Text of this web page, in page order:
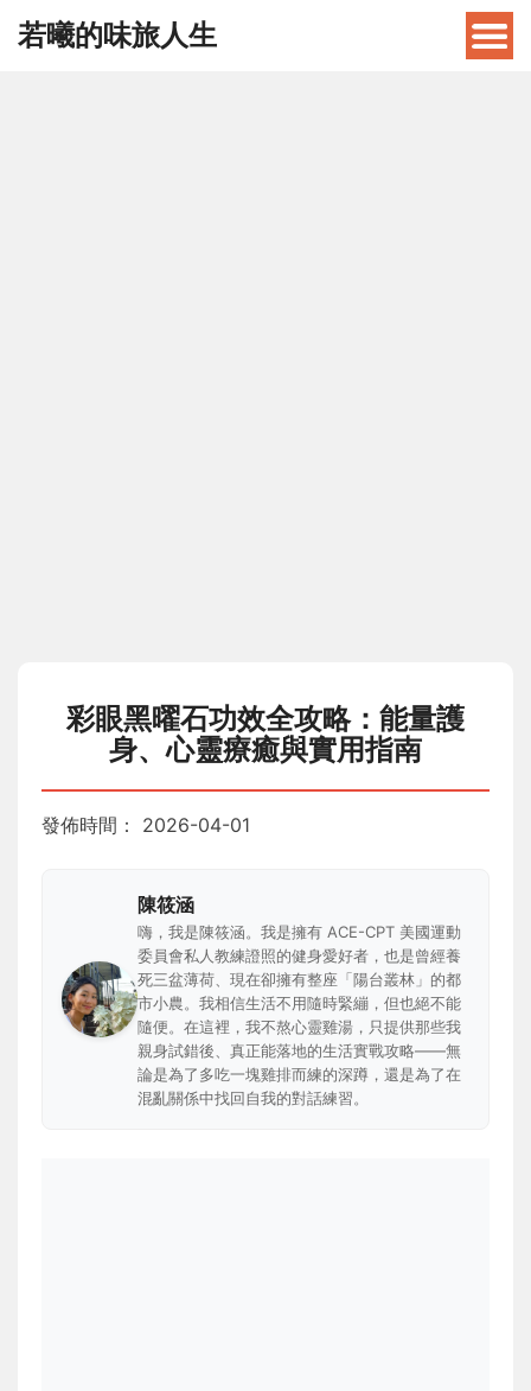
若曦的味旅人生
彩眼黑曜石功效全攻略：能量護
身、心靈療癒與實用指南
發佈時間： 2026-04-01
陳筱涵
嗨，我是陳筱涵。我是擁有 ACE-CPT 美國運動
委員會私人教練證照的健身愛好者，也是曾經養
死三盆薄荷、現在卻擁有整座「陽台叢林」的都
市小農。我相信生活不用隨時緊繃，但也絕不能
隨便。在這裡，我不熬心靈雞湯，只提供那些我
親身試錯後、真正能落地的生活實戰攻略——無
論是為了多吃一塊雞排而練的深蹲，還是為了在
混亂關係中找回自我的對話練習。